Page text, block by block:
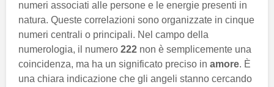
numeri associati alle persone e le energie presenti in
natura. Queste correlazioni sono organizzate in cinque
numeri centrali o principali. Nel campo della
numerologia, il numero 222 non è semplicemente una
coincidenza, ma ha un significato preciso in amore. È
una chiara indicazione che gli angeli stanno cercando